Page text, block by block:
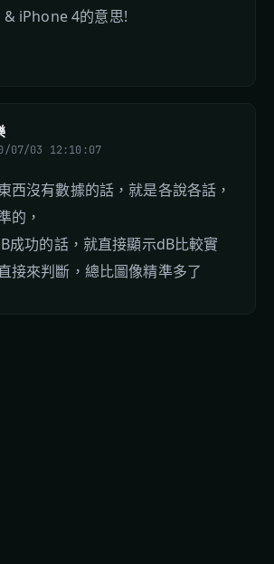
iPhone 4的意思!
07/03 12:10:07
西沒有數據的話，就是各說各話，
的，
成功的話，就直接顯示dB比較實
接來判斷，總比圖像精準多了